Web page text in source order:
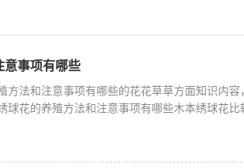
意事项有哪些
方法和注意事项有哪些的花花草草方面知识内容
球花的养殖方法和注意事项有哪些木本绣球花比